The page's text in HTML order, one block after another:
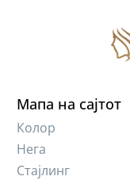
Мапа на сајтот
Колор
Нега
Стајлинг